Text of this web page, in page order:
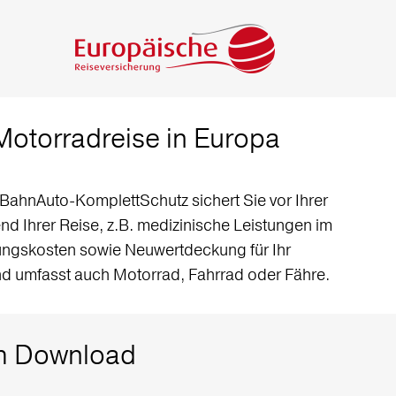
in Europa
KomplettSchutz sichert Sie vor Ihrer
Ihrer Reise, z.B. medizinische Leistungen im
sowie Neuwertdeckung für Ihr
umfasst auch Motorrad, Fahrrad oder Fähre.
Download